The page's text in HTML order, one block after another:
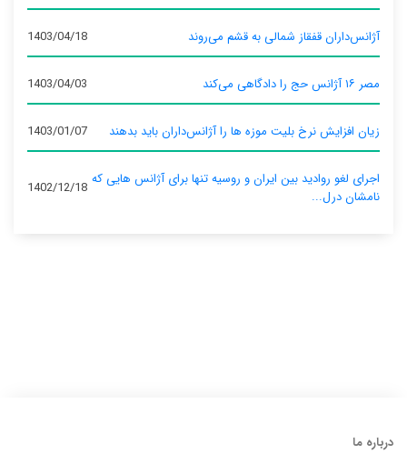
آژانس‌داران قفقاز شمالی به قشم می‌روند 1403/04/18
مصر ۱۶ آژانس حج را دادگاهی می‌کند 1403/04/03
زیان افزایش نرخ بلیت موزه ها را آژانس‌داران باید بدهند 1403/01/07
اجرای لغو روادید بین ایران و روسیه تنها برای آژانس‌ هایی که
نامشان درل...
1402/12/18
درباره ما